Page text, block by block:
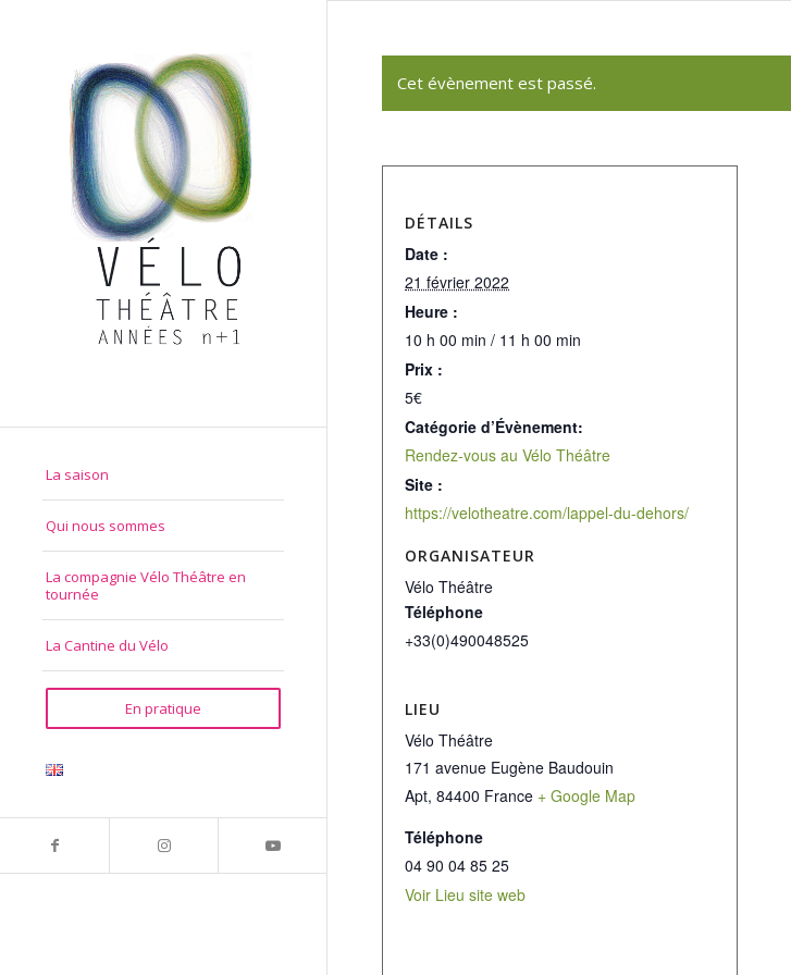
La saison
Qui nous sommes
La compagnie Vélo Théâtre en
tournée
La Cantine du Vélo
En pratique
Cet évènement est passé.
DÉTAILS
Date :
21 février 2022
Heure :
10 h 00 min / 11 h 00 min
Prix :
5€
Catégorie d’Évènement:
Rendez-vous au Vélo Théâtre
Site :
https://velotheatre.com/lappel-du-dehors/
ORGANISATEUR
Vélo Théâtre
Téléphone
+33(0)490048525
LIEU
Vélo Théâtre
171 avenue Eugène Baudouin
Apt, 84400 France + Google Map
Téléphone
04 90 04 85 25
Voir Lieu site web